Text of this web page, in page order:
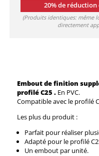
20% de réduction
(Produits identiques: même
directement
Embout de finition
profilé C25 . En PVC.
Compatible avec le profilé
Les plus du produit :
Parfait pour réaliser
Adapté pour le profilé
Un embout par unité.